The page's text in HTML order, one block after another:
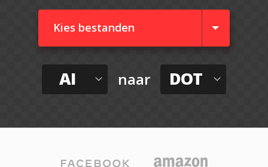
Kies bestanden
AI naar DOT